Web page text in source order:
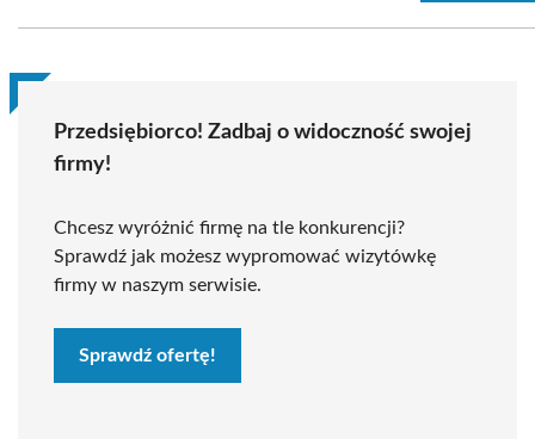
Przedsiębiorco! Zadbaj o widoczność swojej
firmy!
Chcesz wyróżnić firmę na tle konkurencji?
Sprawdź jak możesz wypromować wizytówkę
firmy w naszym serwisie.
Sprawdź ofertę!